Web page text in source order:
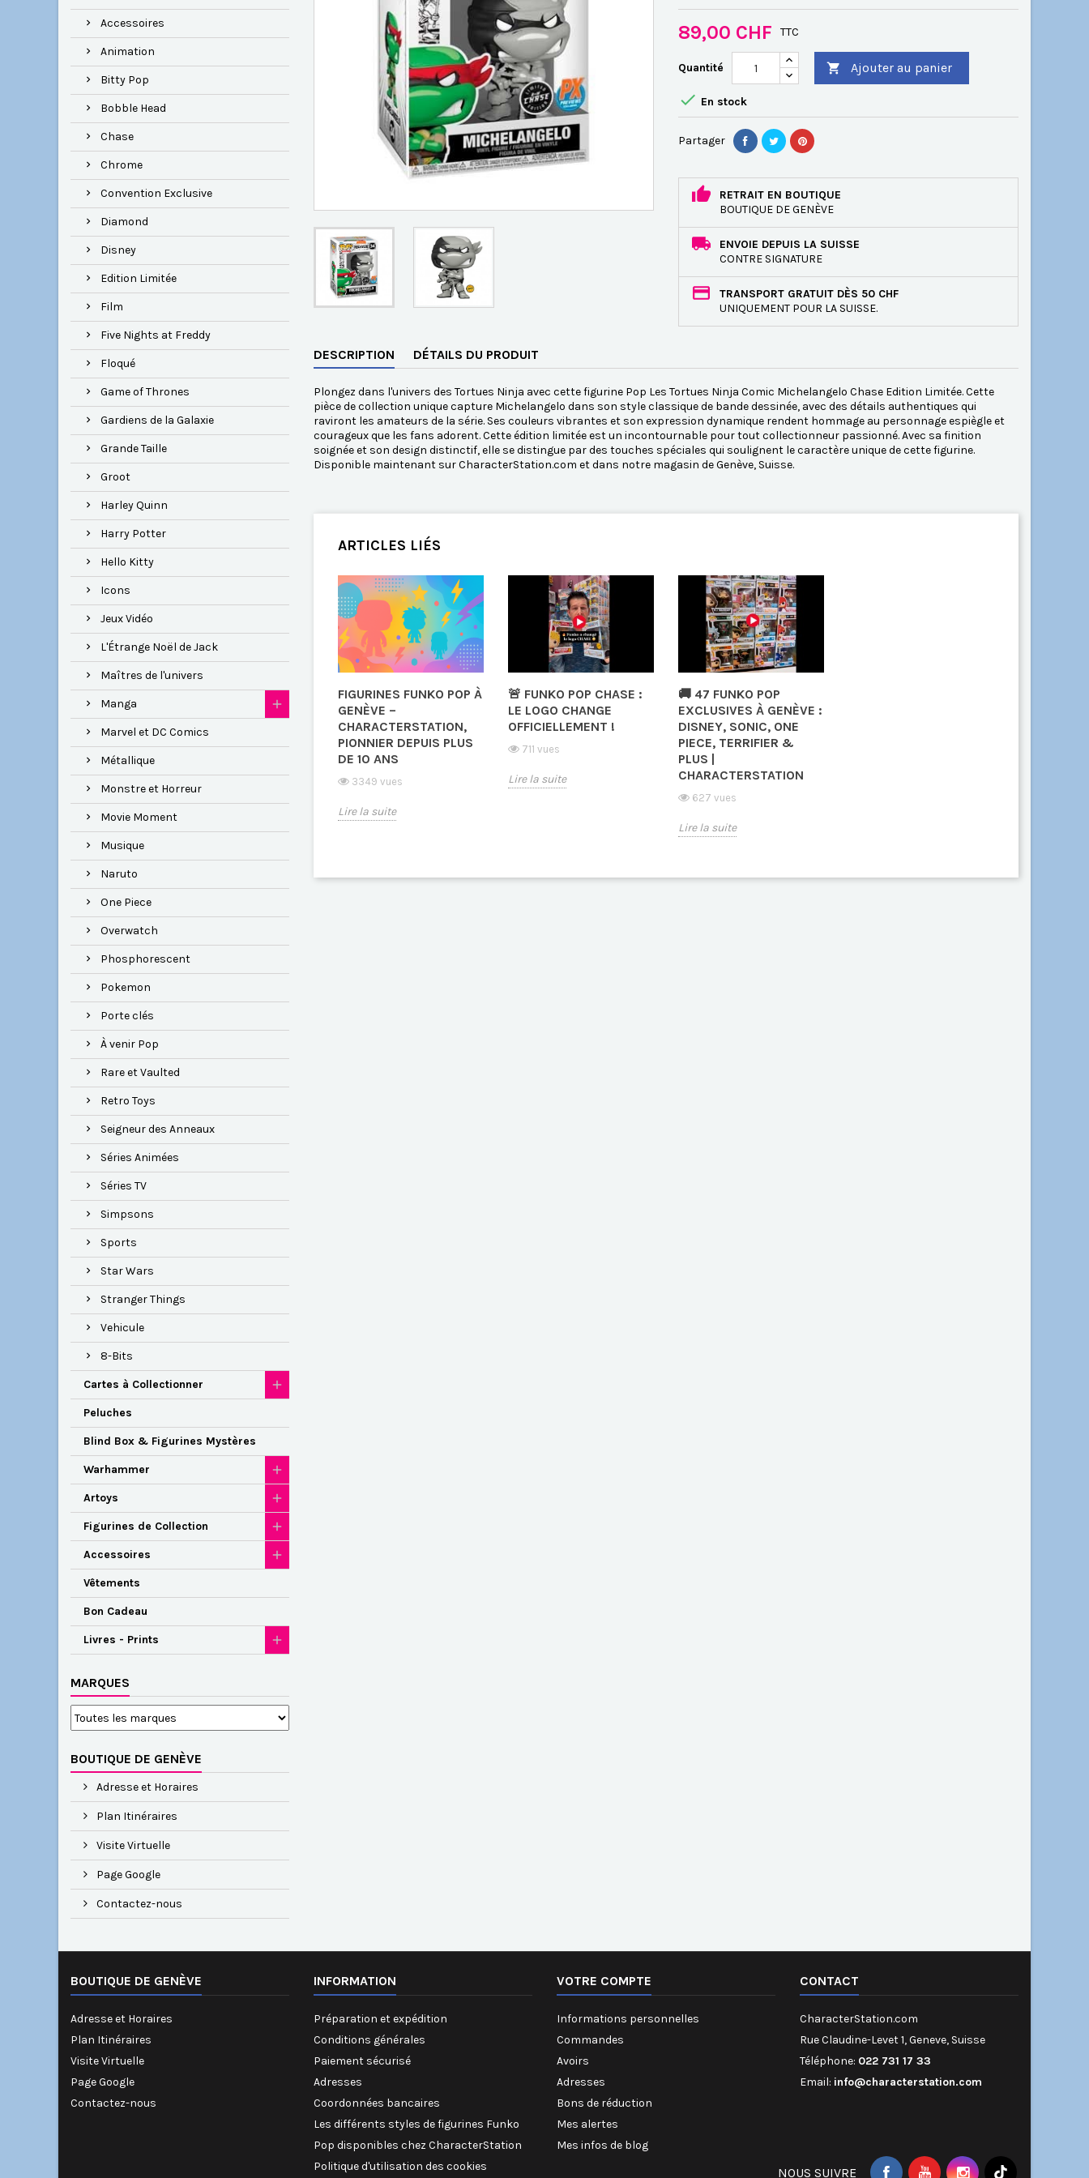
Accessoires
Animation
Bitty Pop
Bobble Head
Chase
Chrome
Convention Exclusive
Diamond
Disney
Edition Limitée
Film
Five Nights at Freddy
Floqué
Game of Thrones
Gardiens de la Galaxie
Grande Taille
Groot
Harley Quinn
Harry Potter
Hello Kitty
Icons
Jeux Vidéo
L'Étrange Noël de Jack
Maîtres de l'univers
Manga
Marvel et DC Comics
Métallique
Monstre et Horreur
Movie Moment
Musique
Naruto
One Piece
Overwatch
Phosphorescent
Pokemon
Porte clés
À venir Pop
Rare et Vaulted
Retro Toys
Seigneur des Anneaux
Séries Animées
Séries TV
Simpsons
Sports
Star Wars
Stranger Things
Vehicule
8-Bits
Cartes à Collectionner
Peluches
Blind Box & Figurines Mystères
Warhammer
Artoys
Figurines de Collection
Accessoires
Vêtements
Bon Cadeau
Livres - Prints
MARQUES
BOUTIQUE DE GENÈVE
Adresse et Horaires
Plan Itinéraires
Visite Virtuelle
Page Google
Contactez-nous
89,00 CHF TTC
Quantité  Ajouter au panier
 En stock
Partager
RETRAIT EN BOUTIQUE
BOUTIQUE DE GENÈVE
ENVOIE DEPUIS LA SUISSE
CONTRE SIGNATURE
TRANSPORT GRATUIT DÈS 50 CHF
UNIQUEMENT POUR LA SUISSE.
DESCRIPTION DÉTAILS DU PRODUIT
Plongez dans l'univers des Tortues Ninja avec cette figurine Pop Les Tortues Ninja Comic Michelangelo Chase Edition Limitée. Cette
pièce de collection unique capture Michelangelo dans son style classique de bande dessinée, avec des détails authentiques qui
raviront les amateurs de la série. Ses couleurs vibrantes et son expression dynamique rendent hommage au personnage espiègle et
courageux que les fans adorent. Cette édition limitée est un incontournable pour tout collectionneur passionné. Avec sa finition
soignée et son design distinctif, elle se distingue par des touches spéciales qui soulignent le caractère unique de cette figurine.
Disponible maintenant sur CharacterStation.com et dans notre magasin de Genève, Suisse.
ARTICLES LIÉS
FIGURINES FUNKO POP À
GENÈVE –
CHARACTERSTATION,
PIONNIER DEPUIS PLUS
DE 10 ANS
3349 vues
Lire la suite
🚨 FUNKO POP CHASE :
LE LOGO CHANGE
OFFICIELLEMENT !
711 vues
Lire la suite
🚚 47 FUNKO POP
EXCLUSIVES À GENÈVE :
DISNEY, SONIC, ONE
PIECE, TERRIFIER &
PLUS |
CHARACTERSTATION
627 vues
Lire la suite
BOUTIQUE DE GENÈVE
Adresse et Horaires
Plan Itinéraires
Visite Virtuelle
Page Google
Contactez-nous
INFORMATION
Préparation et expédition
Conditions générales
Paiement sécurisé
Adresses
Coordonnées bancaires
Les différents styles de figurines Funko
Pop disponibles chez CharacterStation
Politique d'utilisation des cookies
VOTRE COMPTE
Informations personnelles
Commandes
Avoirs
Adresses
Bons de réduction
Mes alertes
Mes infos de blog
CONTACT
CharacterStation.com
Rue Claudine-Levet 1, Geneve, Suisse
Téléphone: 022 731 17 33
Email: info@characterstation.com
NOUS SUIVRE